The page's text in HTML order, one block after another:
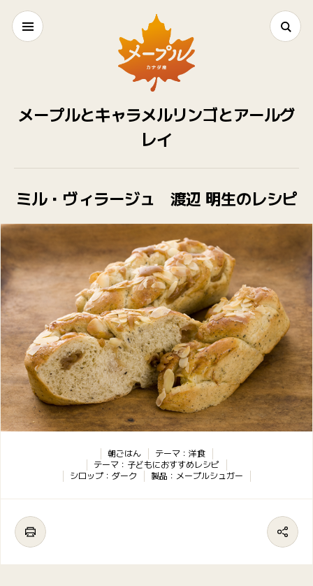
メープルとキャラメルリンゴとアールグ
レイ
ミル・ヴィラージュ 渡辺 明生のレシピ
朝ごはん
テーマ：洋食
テーマ：子どもにおすすめレシピ
シロップ：ダーク
製品：メープルシュガー